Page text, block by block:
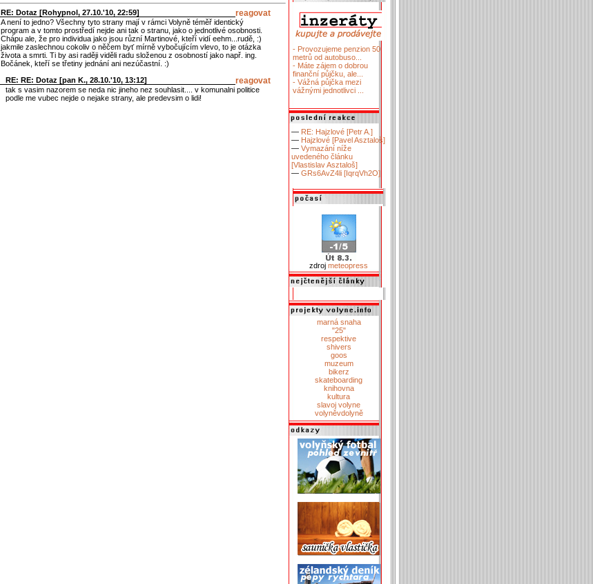
reagovat
RE: Dotaz [Rohypnol, 27.10.'10, 22:59]
A není to jedno? Všechny tyto strany mají v rámci Volyně téměř identický
program a v tomto prostředí nejde ani tak o stranu, jako o jednotlivé osobnosti.
Chápu ale, že pro individua jako jsou různí Martinové, kteří vidí eehm...rudě, :)
jakmile zaslechnou cokoliv o něčem byť mírně vybočujícím vlevo, to je otázka
života a smrti. Ti by asi raději viděli radu složenou z osobností jako např. ing.
Bočánek, kteří se třetiny jednání ani nezúčastní. :)
reagovat
RE: RE: Dotaz [pan K., 28.10.'10, 13:12]
tak s vasim nazorem se neda nic jineho nez souhlasit.... v komunalni politice
podle me vubec nejde o nejake strany, ale predevsim o lidi!
- Provozujeme penzion 50
metrů od autobuso...
- Máte zájem o dobrou
finanční půjčku, ale...
- Vážná půjčka mezi
vážnými jednotlivci ...
— RE: Hajzlové [Petr A.]
— Hajzlové [Pavel Asztaloš]
— Vymazání níže
uvedeného článku
[Vlastislav Asztaloš]
— GRs6AvZ4li [IqrqVh2O]
zdroj meteopress
marná snaha
"25"
respektive
shivers
goos
muzeum
bikerz
skateboarding
knihovna
kultura
slavoj volyne
volyněvdolyně